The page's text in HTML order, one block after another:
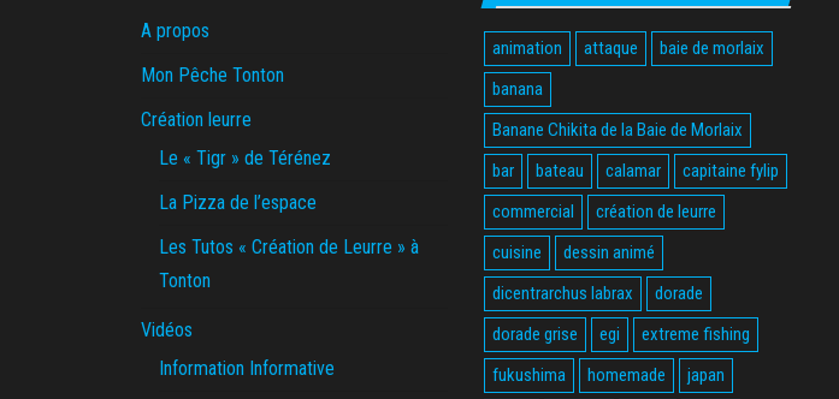
A propos
Mon Pêche Tonton
Création leurre
Le « Tigr » de Térénez
La Pizza de l’espace
Les Tutos « Création de Leurre » à
Tonton
Vidéos
Information Informative
animation attaque
baie de morlaix
banana
Banane Chikita de la Baie de Morlaix
bar
bateau calamar
capitaine fylip
commercial
création de leurre
cuisine
dessin animé
dicentrarchus labrax
dorade
dorade grise
egi
extreme fishing
fukushima
homemade
japan